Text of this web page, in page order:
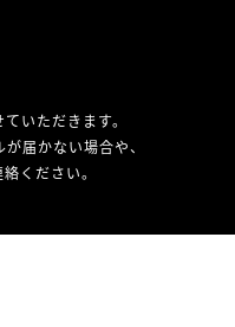
いただきます。
届かない場合や、
ください。